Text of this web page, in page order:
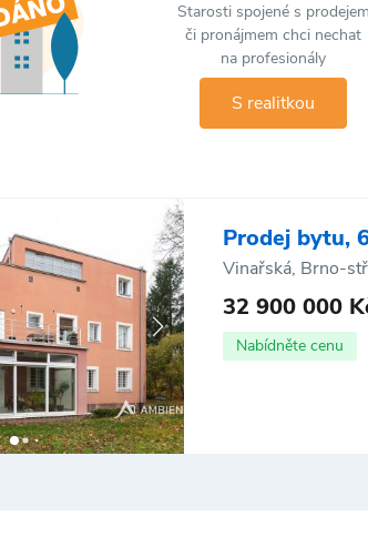
Starosti spojené s prodejem
či pronájmem chci nechat
na profesionály
S realitkou
Prodej bytu,
Vinařská, Brno-
32 900 000
Nabídněte cenu